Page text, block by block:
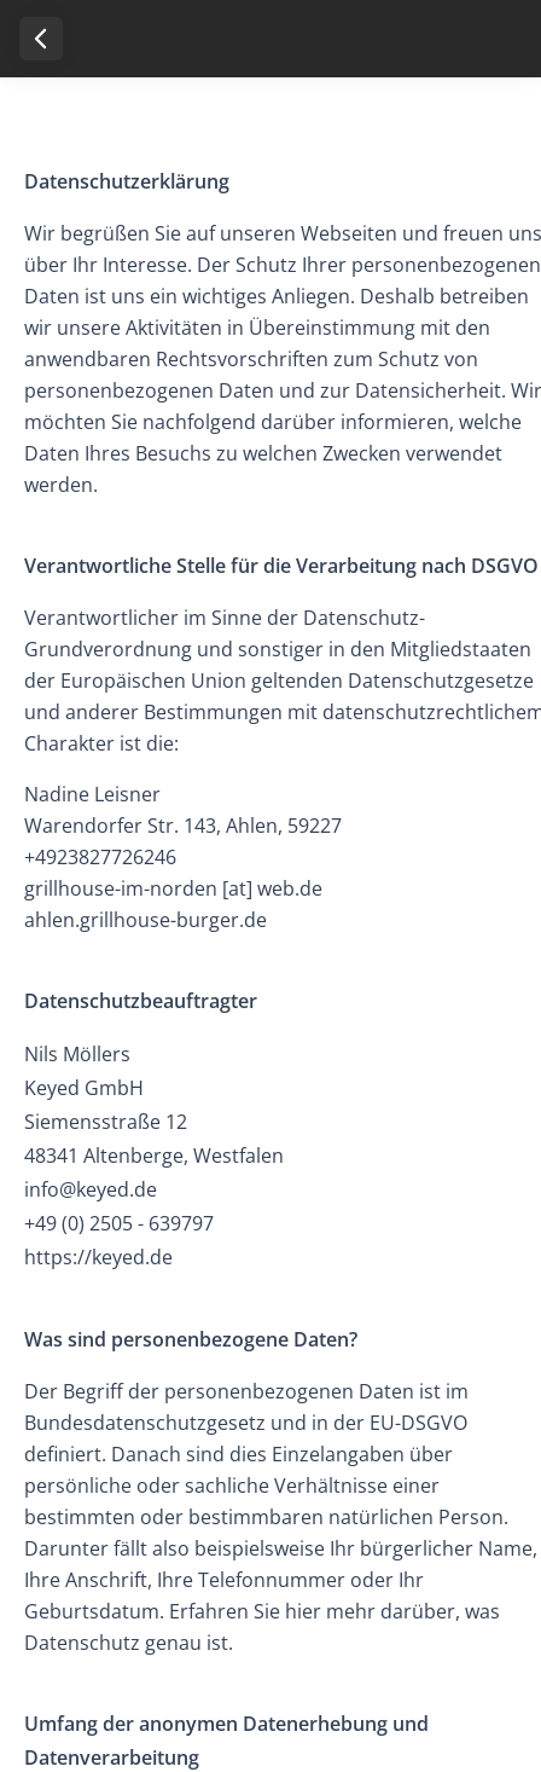
Datenschutzerklärung
Wir begrüßen Sie auf unseren Webseiten und freuen uns
über Ihr Interesse. Der Schutz Ihrer personenbezogenen
Daten ist uns ein wichtiges Anliegen. Deshalb betreiben
wir unsere Aktivitäten in Übereinstimmung mit den
anwendbaren Rechtsvorschriften zum Schutz von
personenbezogenen Daten und zur Datensicherheit. Wir
möchten Sie nachfolgend darüber informieren, welche
Daten Ihres Besuchs zu welchen Zwecken verwendet
werden.
Verantwortliche Stelle für die Verarbeitung nach DSGVO
Verantwortlicher im Sinne der Datenschutz-
Grundverordnung und sonstiger in den Mitgliedstaaten
der Europäischen Union geltenden Datenschutzgesetze
und anderer Bestimmungen mit
Charakter ist die:
Nadine Leisner
Warendorfer Str. 143, Ahlen, 59227
+4923827726246
grillhouse-im-norden [at] web.de
ahlen.grillhouse-burger.de
Datenschutzbeauftragter
Nils Möllers
Keyed GmbH
Siemensstraße 12
48341 Altenberge, Westfalen
info@keyed.de
+49 (0) 2505 - 639797
https://keyed.de
Was sind personenbezogene Daten?
Der Begriff der personenbezogenen Daten ist im
Bundesdatenschutzgesetz und in der EU-DSGVO
definiert. Danach sind dies Einzelangaben über
persönliche oder sachliche Verhältnisse einer
bestimmten oder bestimmbaren natürlichen Person.
Darunter fällt also beispielsweise Ihr bürgerlicher Name,
Ihre Anschrift, Ihre Telefonnummer oder Ihr
Geburtsdatum. Erfahren Sie hier mehr darüber, was
Datenschutz genau ist.
Umfang der anonymen Datenerhebung und
Datenverarbeitung